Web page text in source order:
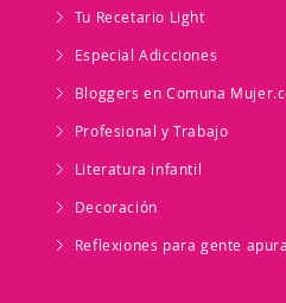
Tu Recetario Light
Especial Adicciones
Bloggers en Comuna
Profesional y Trabajo
Literatura infantil
Decoración
Reflexiones para gente